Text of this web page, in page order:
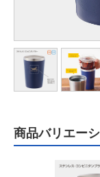
商品バリエー